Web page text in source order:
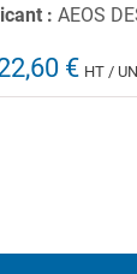
: AEOS
€ HT /